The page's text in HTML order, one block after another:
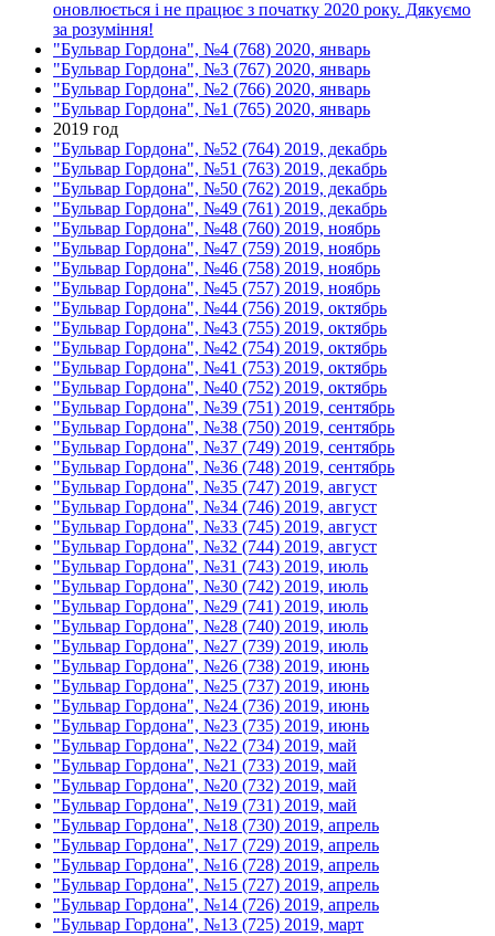
оновлюється і не працює з початку 2020 року. Дякуємо
за розуміння!
"Бульвар Гордона", №4 (768) 2020, январь
"Бульвар Гордона", №3 (767) 2020, январь
"Бульвар Гордона", №2 (766) 2020, январь
"Бульвар Гордона", №1 (765) 2020, январь
2019 год
"Бульвар Гордона", №52 (764) 2019, декабрь
"Бульвар Гордона", №51 (763) 2019, декабрь
"Бульвар Гордона", №50 (762) 2019, декабрь
"Бульвар Гордона", №49 (761) 2019, декабрь
"Бульвар Гордона", №48 (760) 2019, ноябрь
"Бульвар Гордона", №47 (759) 2019, ноябрь
"Бульвар Гордона", №46 (758) 2019, ноябрь
"Бульвар Гордона", №45 (757) 2019, ноябрь
"Бульвар Гордона", №44 (756) 2019, октябрь
"Бульвар Гордона", №43 (755) 2019, октябрь
"Бульвар Гордона", №42 (754) 2019, октябрь
"Бульвар Гордона", №41 (753) 2019, октябрь
"Бульвар Гордона", №40 (752) 2019, октябрь
"Бульвар Гордона", №39 (751) 2019, сентябрь
"Бульвар Гордона", №38 (750) 2019, сентябрь
"Бульвар Гордона", №37 (749) 2019, сентябрь
"Бульвар Гордона", №36 (748) 2019, сентябрь
"Бульвар Гордона", №35 (747) 2019, август
"Бульвар Гордона", №34 (746) 2019, август
"Бульвар Гордона", №33 (745) 2019, август
"Бульвар Гордона", №32 (744) 2019, август
"Бульвар Гордона", №31 (743) 2019, июль
"Бульвар Гордона", №30 (742) 2019, июль
"Бульвар Гордона", №29 (741) 2019, июль
"Бульвар Гордона", №28 (740) 2019, июль
"Бульвар Гордона", №27 (739) 2019, июль
"Бульвар Гордона", №26 (738) 2019, июнь
"Бульвар Гордона", №25 (737) 2019, июнь
"Бульвар Гордона", №24 (736) 2019, июнь
"Бульвар Гордона", №23 (735) 2019, июнь
"Бульвар Гордона", №22 (734) 2019, май
"Бульвар Гордона", №21 (733) 2019, май
"Бульвар Гордона", №20 (732) 2019, май
"Бульвар Гордона", №19 (731) 2019, май
"Бульвар Гордона", №18 (730) 2019, апрель
"Бульвар Гордона", №17 (729) 2019, апрель
"Бульвар Гордона", №16 (728) 2019, апрель
"Бульвар Гордона", №15 (727) 2019, апрель
"Бульвар Гордона", №14 (726) 2019, апрель
"Бульвар Гордона", №13 (725) 2019, март